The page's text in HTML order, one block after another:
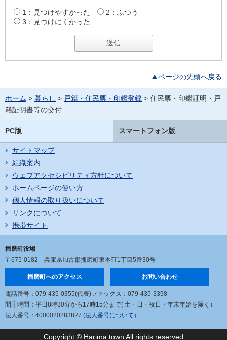
1：見つけやすかった
2：ふつう
3：見つけにくかった
ページの先頭へ戻る
ホーム > 暮らし > 戸籍・住民票・印鑑登録 > 住民票・印鑑証明・戸
籍証明書等の交付
PC版 スマートフォン版
サイトマップ
組織案内
ウェブアクセシビリティ方針について
ホームページの使い方
個人情報の取り扱いについて
リンクについて
携帯サイト
播磨町役場
〒675-0182 兵庫県加古郡播磨町東本荘1丁目5番30号
播磨町へのアクセス お問い合わせ
電話番号：079-435-0355(代表)ファックス：079-435-3398
開庁時間：平日8時30分から17時15分まで( 土・日・祝日・年末年始を除く）
法人番号：4000020283827 (法人番号について ）
Copyright © Harima town All rights reserved